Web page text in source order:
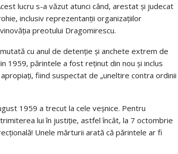
lucru s-a văzut atunci când, arestat şi judecat
inclusiv reprezentanţii organizaţiilor
preotului Dragomirescu.
cu anul de detenţie şi anchete extrem de
1959, părintele a fost reţinut din nou şi inclus
fiind suspectat de „uneltire contra ordinii
1959 a trecut la cele veşnice. Pentru
lui în justiţie, astfel încât, la 7 octombrie
Unele mărturii arată că părintele ar fi